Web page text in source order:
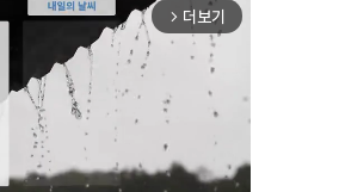
arrow_forward_ios 더보기